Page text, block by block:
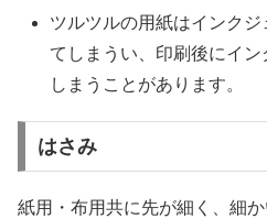
ツルツルの用紙はインク
てしまうい、印刷後にイ
しまうことがあります。
はさみ
紙用・布用共に先が細く、細